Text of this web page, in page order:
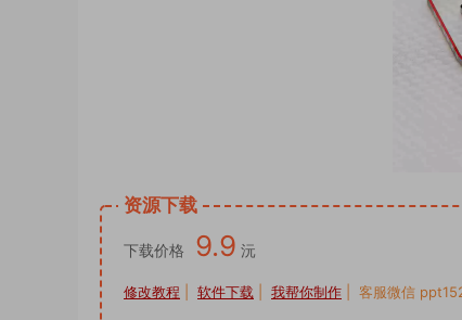
资源下载
下载价格 9.9 沅
修改教程 软件下载 我帮你制作 | 客服微信